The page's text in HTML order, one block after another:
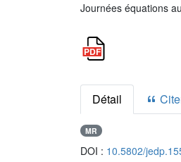
Journées équations
Détail
MR
DOI : 10.5802/